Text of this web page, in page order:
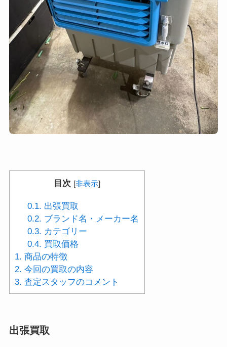
目次 [非表示]
0.1. 出張買取
0.2. ブランド名・メーカー名
0.3. カテゴリー
0.4. 買取価格
1. 商品の特徴
2. 今回の買取の内容
3. 査定スタッフのコメント
出張買取